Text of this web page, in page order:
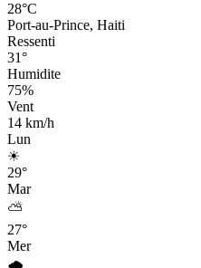
28°C
Port-au-Prince, Haiti
Ressenti
31°
Humidite
75%
Vent
14 km/h
Lun
☀
29°
Mar
⛅
27°
Mer
🌧